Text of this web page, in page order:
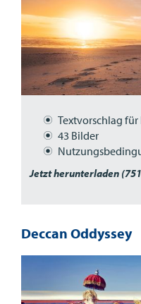
Textvorschlag
43 Bilder
Jetzt herunterladen
Deccan Oddyssey